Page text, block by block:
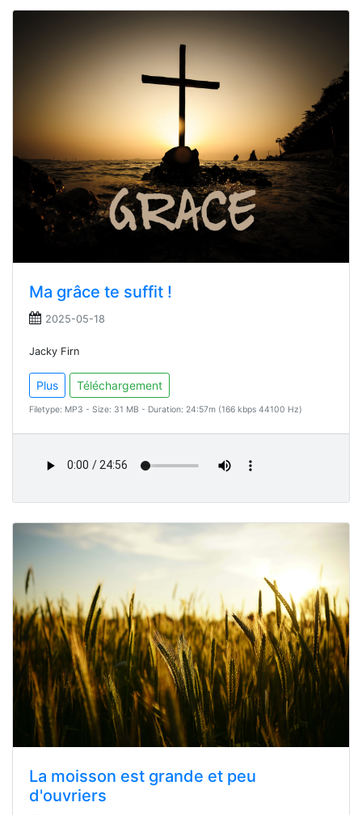
Ma grâce te suffit !
2025-05-18
Jacky Firn
Plus Téléchargement
Filetype: MP3 - Size: 31 MB - Duration: 24:57m (166 kbps 44100 Hz)
La moisson est grande et peu
d'ouvriers